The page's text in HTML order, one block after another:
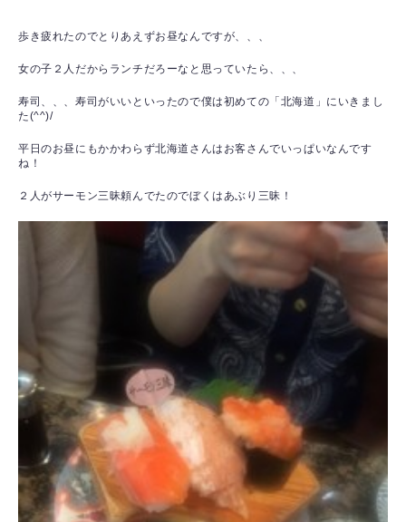
歩き疲れたのでとりあえずお昼なんですが、、、
女の子２人だからランチだろーなと思っていたら、、、
寿司、、、寿司がいいといったので僕は初めての「北海道」にいきまし
た(^^)/
平日のお昼にもかかわらず北海道さんはお客さんでいっぱいなんです
ね！
２人がサーモン三昧頼んでたのでぼくはあぶり三昧！